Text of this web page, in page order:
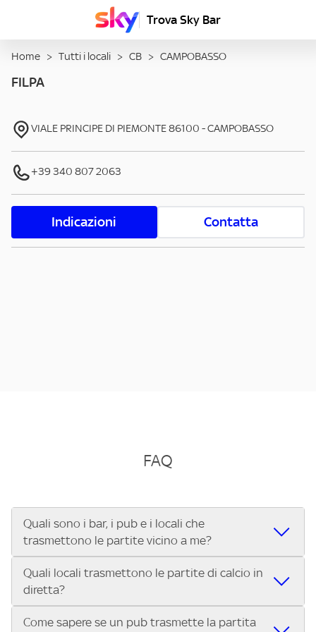
Trova Sky Bar
Home > Tutti i locali > CB > CAMPOBASSO
FILPA
VIALE PRINCIPE DI PIEMONTE86100 -CAMPOBASSO
+39 340 807 2063
Indicazioni Contatta
FAQ
Quali sono i bar, i pub e i locali che
trasmettono le partite vicino a me?
Se cerchi un bar, pub, ristorante o locale vicino a te per
vedere le partite di Serie A ENILIVE, la Serie C Sky Wifi, la
UEFA Champions League, la UEFA Europa League, la UEFA
Conference League, il Tennis, la Formula 1®, la MotoGP™ e
Quali locali trasmettono le partite di calcio in
diretta?
Vuoi sapere quali bar, pub o ristoranti mostrano le partite
Come sapere se un pub trasmette la partita